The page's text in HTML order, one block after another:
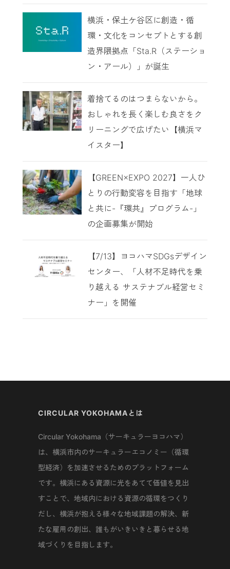
横浜・保土ケ谷区に創造・循
環・文化をコンセプトとする創
造界隈拠点「Sta.R（ステーショ
ン・アール）」が誕生
着捨てるのはつまらないから。
おしゃれを長く楽しむ良さをク
リーニングで広げたい【横浜マ
イスター】
【GREEN×EXPO 2027】一人ひ
とりの行動変容を目指す「地球
と共に-『環共』プログラム-」
の企画募集が開始
【7/13】ヨコハマSDGsデザイン
センター、「人材不足時代を乗
り越える サステナブル経営セミ
ナー」を開催
CIRCULAR YOKOHAMAとは
Circular Yokohama（サーキュラーヨコハマ）
は、横浜市内のサーキュラーエコノミー（循環
型経済）を加速させるためのプラットフォーム
です。横浜にある資源に光をあてて価値を見出
すことで、地域内における資源の循環をつくり
だし、横浜が抱える様々な地域課題の解決、新
たな雇用の創出、誰もがいきいきと暮らせる地
域づくりを目指します。